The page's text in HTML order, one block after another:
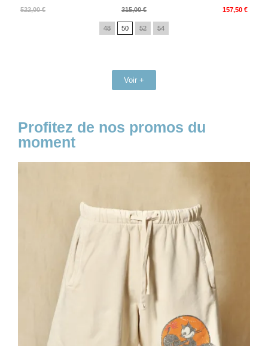
522,00 €
Prix
315,00 € 157,50 €
Prix
48 50 52 54
Voir +
Profitez de nos promos du
moment